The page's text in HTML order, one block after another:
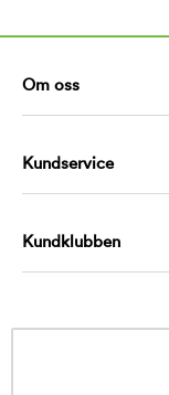
Om oss
Kundservice
Kundklubben